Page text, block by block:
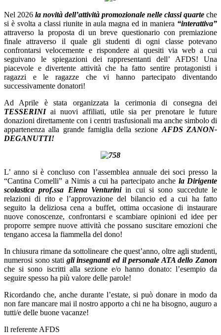
Nel 2026 la novità dell’attività promozionale nelle classi quarte che
si è svolta a classi riunite in aula magna ed in maniera “interattiva”
attraverso la proposta di un breve questionario con premiazione
finale attraverso il quale gli studenti di ogni classe potevano
confrontarsi velocemente e rispondere ai quesiti via web a cui
seguivano le spiegazioni dei rappresentanti dell’ AFDS! Una
piacevole e divertente attività che ha fatto sentire protagonisti i
ragazzi e le ragazze che vi hanno partecipato diventando
successivamente donatori!
Ad Aprile è stata organizzata la cerimonia di consegna dei
TESSERINI ai nuovi affiliati, utile sia per prenotare le future
donazioni direttamente con i centri trasfusionali ma anche simbolo di
appartenenza alla grande famiglia della sezione AFDS ZANON-
DEGANUTTI!
L’ anno si è concluso con l’assemblea annuale dei soci presso la
“Cantina Comelli” a Nimis a cui ha partecipato anche la Dirigente
scolastica prof.ssa Elena Venturiniin cui si sono succedute le
relazioni di rito e l’approvazione del bilancio ed a cui ha fatto
seguito la deliziosa cena a buffet, ottima occasione di instaurare
nuove conoscenze, confrontarsi e scambiare opinioni ed idee per
proporre sempre nuove attività che possano suscitare emozioni che
tengano accesa la fiammella del dono!
In chiusura rimane da sottolineare che quest’anno, oltre agli studenti,
numerosi sono stati gli insegnanti ed il personale ATA dello Zanon
che si sono iscritti alla sezione e/o hanno donato: l’esempio da
seguire spesso ha più valore delle parole!
Ricordando che, anche durante l’estate, si può donare in modo da
non fare mancare mai il nostro apporto a chi ne ha bisogno, auguro a
tutti/e delle buone vacanze!
Il referente AFDS